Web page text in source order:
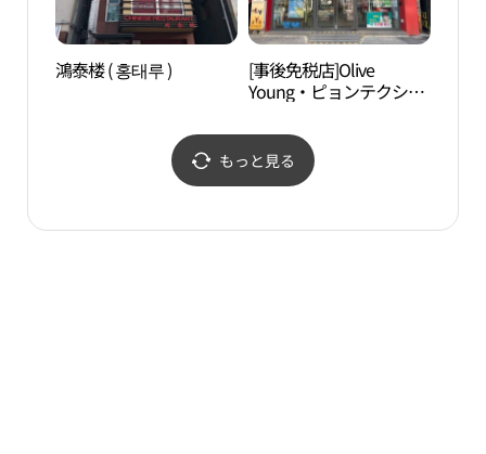
鴻泰楼 ( 홍태루 )
[事後免税店]Olive
Young・ピョンテクシン
(올리브영 평택신장점)
もっと見る